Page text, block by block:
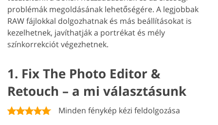
problémák megoldásának lehetőségére. A legjobbak
RAW fájlokkal dolgozhatnak és más beállításokat is
kezelhetnek, javíthatják a portrékat és mély
színkorrekciót végezhetnek.
1. Fix The Photo Editor &
Retouch – a mi választásunk
Minden fénykép kézi feldolgozása